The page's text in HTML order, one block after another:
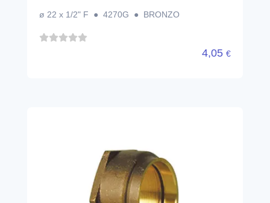
ø 22 x 1/2" F ● 4270G ● BRONZO
4,05 €